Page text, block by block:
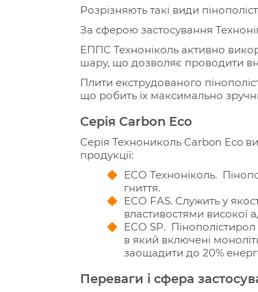
Розрізняють такі види
За сферою застосування
ЕППС Техноніколь активно
шару, що дозволяє проводити
Плити екструдованого
що робить їх максимально
Серія Carbon Eco
Серія Технониколь Carbon Eco
продукції:
ECO Техноніколь.
гниття.
ECO FAS. Служить у
властивостями високої
ECO SP.
в який включені
заощадити до 20%
Переваги і сфера